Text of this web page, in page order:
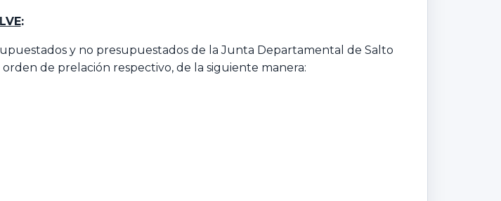
:
y no presupuestados de la Junta Departamental de Salto
de prelación respectivo, de la siguiente manera: